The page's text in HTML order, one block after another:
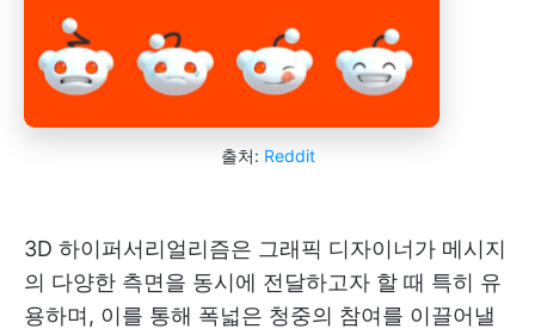
출처: Reddit
3D 하이퍼서리얼리즘은 그래픽 디자이너가 메시지
의 다양한 측면을 동시에 전달하고자 할 때 특히 유
용하며, 이를 통해 폭넓은 청중의 참여를 이끌어낼